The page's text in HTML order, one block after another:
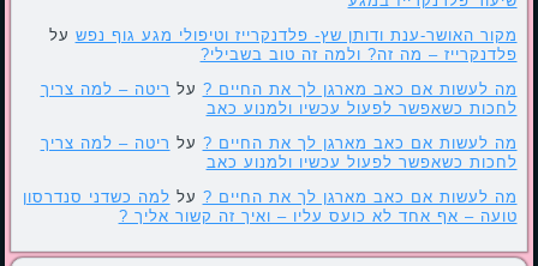
מקור האושר-ענת ודותן שץ- פלדנקרייז וטיפולי מגע גוף נפש על
פלדנקרייז – מה זה? ולמה זה טוב בשבילי?
מה לעשות אם כאב מארגן לך את החיים ? על ריטה – למה צריך
לחכות כשאפשר לפעול עכשיו ולמנוע כאב
מה לעשות אם כאב מארגן לך את החיים ? על ריטה – למה צריך
לחכות כשאפשר לפעול עכשיו ולמנוע כאב
מה לעשות אם כאב מארגן לך את החיים ? על למה כשדני סנדרסון
טועה – אף אחד לא כועס עליו – ואיך זה קשור אליך ?